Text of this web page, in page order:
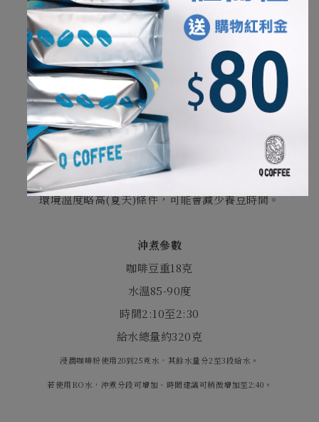
能夠帶出一款咖啡各種不同的樣貌，
也是手沖咖啡的有趣之處。
杯測水質: 純水再礦化(TDS約10ppm)
杯測磨豆機: Ditting 804 Labsweet
養豆時間
淺烘焙及淺中焙咖啡豆
中烘焙、中深、深烘焙
環境溫度略高(夏天)條件，可能會減少養豆時間。
沖煮參數
咖啡豆重18克
水溫85-90度
時間2:10至2:30
給水總量約320克
浸潤咖啡粉使用20到25克水，其餘水量分2至3段給水。
若使用RO水，沖煮分段可增加、時間建議可稍微增加至2:40。